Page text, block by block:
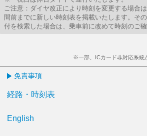
ご注意：ダイヤ改正により時刻を変更する場合
間前までに新しい時刻表を掲載いたします。そ
付を検索した場合は、乗車前に改めて時刻のご
※一部、ICカード非対応系統
免責事項
経路・時刻表
English